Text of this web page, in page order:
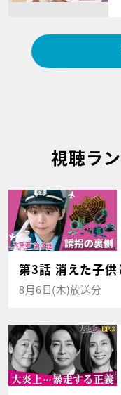
視聴ラ
第3話 消えた子供
8月6日(木)放送分